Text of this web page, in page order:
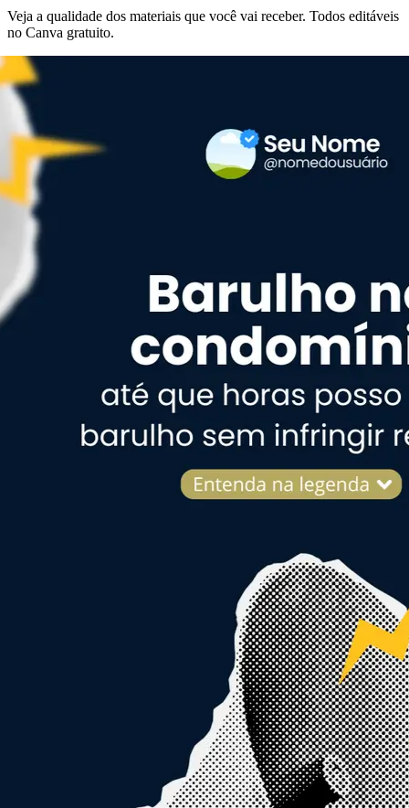
Veja a qualidade dos materiais que você vai receber. Todos editáveis
no Canva gratuito.